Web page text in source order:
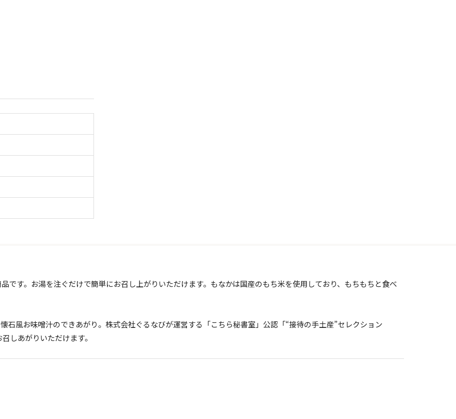
です。お湯を注ぐだけで簡単にお召し上がりいただけます。もなかは国産のもち米を使用しており、もちもちと食べ
石風お味噌汁のできあがり。株式会社ぐるなびが運営する「こちら秘書室」公認「“接待の手土産”セレクション
しあがりいただけます。